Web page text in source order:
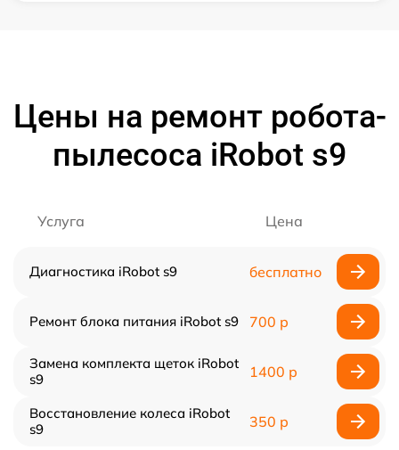
Цены на ремонт робота-
пылесоса iRobot s9
Услуга Цена
Диагностика iRobot s9 бесплатно
Ремонт блока питания iRobot s9 700 р
Замена комплекта щеток iRobot
s9
1400 р
Восстановление колеса iRobot
s9
350 р